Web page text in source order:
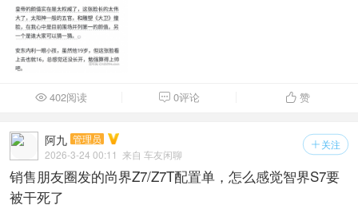
402阅读  0评论  赞
 关注
阿九 管理员
2026-3-24 00:11 来自 车友闲聊
销售朋友圈发的尚界Z7/Z7T配置单，怎么感觉智界S7要
被干死了